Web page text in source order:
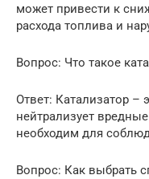
может привести к
расхода топлива и
Вопрос: Что такое
Ответ: Катализатор –
нейтрализует
необходим для
Вопрос: Как выбрать